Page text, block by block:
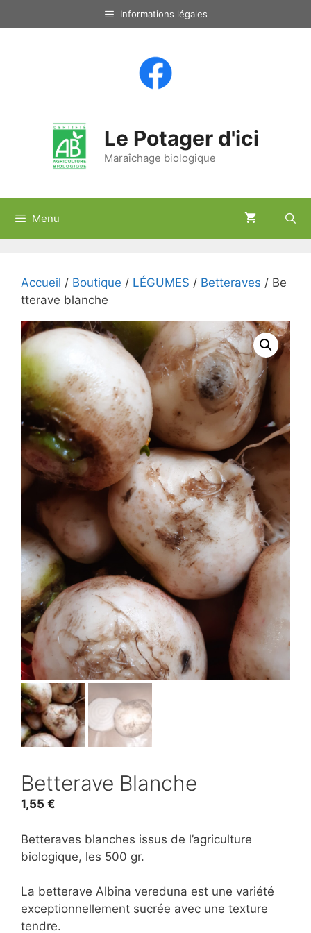
au
Informations légales
Le Potager d'ici
Maraîchage biologique
Menu
Accueil / Boutique / LÉGUMES / Betteraves / Be
tterave blanche
Betterave Blanche
1,55 €
Betteraves blanches issus de l’agriculture
biologique, les 500 gr.
La betterave Albina vereduna est une variété
exceptionnellement sucrée avec une texture
tendre.